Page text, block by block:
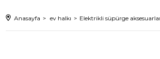
Anasayfa ev halkı Elektrikli süpürge